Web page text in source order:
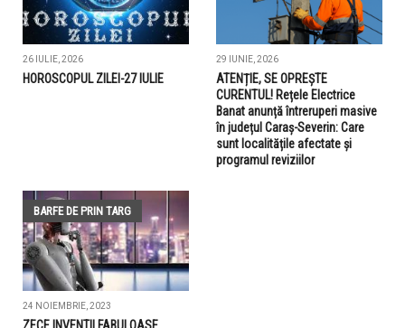
26 IULIE, 2026
HOROSCOPUL ZILEI-27 IULIE
29 IUNIE, 2026
ATENȚIE, SE OPREȘTE
CURENTUL! Rețele Electrice
Banat anunță întreruperi masive
în județul Caraș-Severin: Care
sunt localitățile afectate și
programul reviziilor
BARFE DE PRIN TARG
24 NOIEMBRIE, 2023